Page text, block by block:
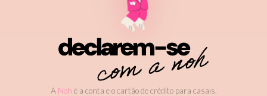
A Noh é a conta e o cartão de crédito para casais.